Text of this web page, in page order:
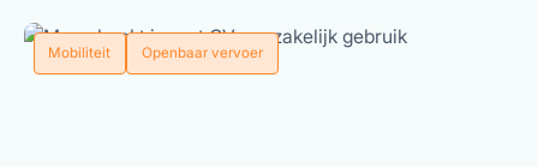
Mobiliteit Openbaar vervoer